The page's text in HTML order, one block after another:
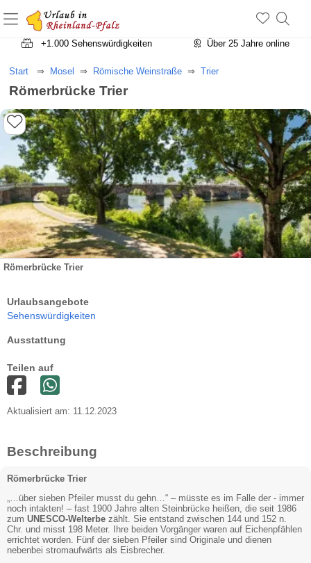
+1.500 Unterkünfte in Rheinland-Pfalz
+1.000 Sehenswürdigkeiten
Über 25 Jahre online
Start Mosel Römische Weinstraße Trier
Römerbrücke Trier
Römerbrücke Trier
Urlaubsangebote
Sehenswürdigkeiten
Ausstattung
Teilen auf
Aktualisiert am: 11.12.2023
Beschreibung
Römerbrücke Trier
„…über sieben Pfeiler musst du gehn…“ – müsste es im Falle der - immer
noch intakten! – fast 1900 Jahre alten Steinbrücke heißen, die seit 1986
zum UNESCO-Welterbe zählt. Sie entstand zwischen 144 und 152 n.
Chr. und misst 198 Meter. Ihre beiden Vorgänger waren auf Eichenpfählen
errichtet worden. Fünf der sieben Pfeiler sind Originale und dienen
nebenbei stromaufwärts als Eisbrecher.